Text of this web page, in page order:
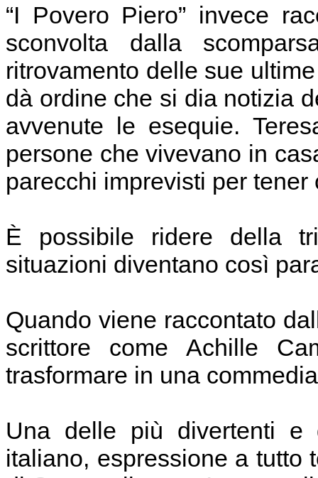
“I Povero Piero” invece
sconvolta dalla
ritrovamento delle sue
dà ordine che si dia notizia
avvenute le esequie.
persone che vivevano in
parecchi imprevisti per
È possibile ridere della
situazioni diventano così
Quando viene raccontato
scrittore come Achille
trasformare in una
Una delle più divertenti e
italiano, espressione a tutto